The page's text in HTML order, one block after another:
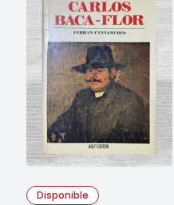
Disponible